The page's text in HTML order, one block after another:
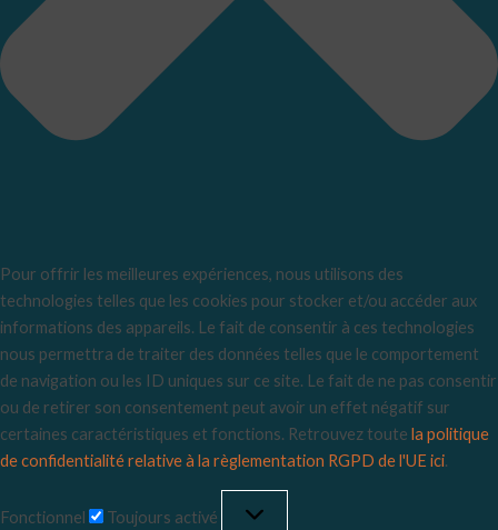
Pour offrir les meilleures expériences, nous utilisons des
technologies telles que les cookies pour stocker et/ou accéder aux
informations des appareils. Le fait de consentir à ces technologies
nous permettra de traiter des données telles que le comportement
de navigation ou les ID uniques sur ce site. Le fait de ne pas consentir
ou de retirer son consentement peut avoir un effet négatif sur
certaines caractéristiques et fonctions. Retrouvez toute la politique
de confidentialité relative à la règlementation RGPD de l'UE ici.
Fonctionnel Toujours activé